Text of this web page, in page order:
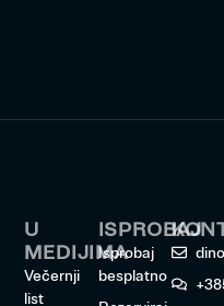
U
MEDIJIMA
Večernji
list
ISPROBAJ
Isprobaj
besplatno